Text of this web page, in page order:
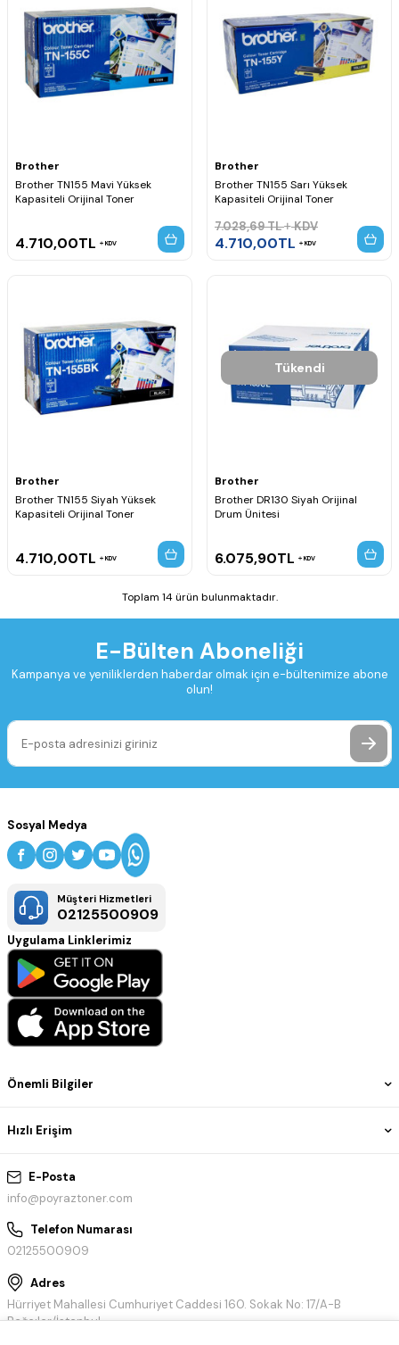
Brother
Brother TN155 Mavi Yüksek
Kapasiteli Orijinal Toner
4.710,00TL KDV
Brother
Brother TN155 Sarı Yüksek
Kapasiteli Orijinal Toner
7.028,69TL KDV
4.710,00TL KDV
Brother
Brother TN155 Siyah Yüksek
Kapasiteli Orijinal Toner
4.710,00TL KDV
Tükendi
Brother
Brother DR130 Siyah Orijinal
Drum Ünitesi
6.075,90TL KDV
Toplam 14 ürün bulunmaktadır.
E-Bülten Aboneliği
Kampanya ve yeniliklerden haberdar olmak için e-bültenimize abone
olun!
E-Posta
info@poyraztoner.com
Telefon Numarası
02125500909
Adres
Hürriyet Mahallesi Cumhuriyet Caddesi 160. Sokak No: 17/A-B
Bağcılar/İstanbul
Önemli Bilgiler
Hızlı Erişim
Sosyal Medya
Müşteri Hizmetleri
02125500909
Uygulama Linklerimiz